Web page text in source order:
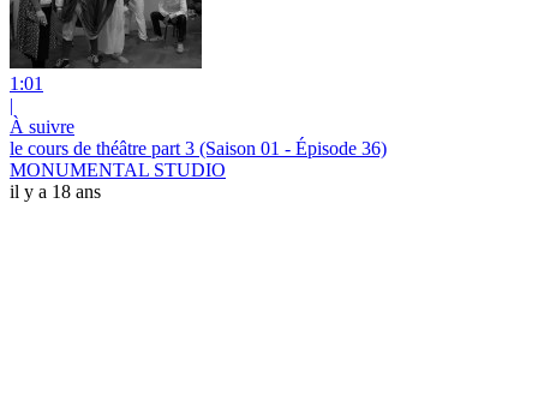
1:01
|
À suivre
le cours de théâtre part 3 (Saison 01 - Épisode 36)
MONUMENTAL STUDIO
il y a 18 ans